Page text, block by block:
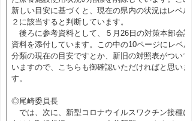
新しい目安に基づくと、現在の県内の状況はレベル
２に該当すると判断しています。
後ろに参考資料として、５月26日の対策本部会議
資料を添付しています。この中の10ページにレベル
分類の現在の目安ですとか、新旧の対照表がついて
いますので、こちらも御確認いただければと思いま
す。
◎尾崎委員長
では、次に、新型コロナウイルスワクチン接種に